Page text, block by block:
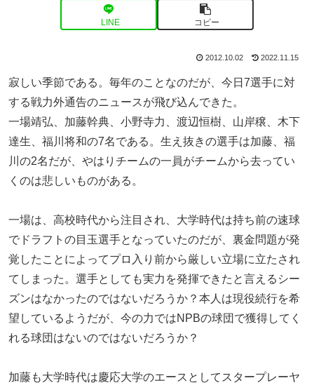
LINE コピー
2012.10.02 2022.11.15
寂しい季節である。毎年のことなのだが、今日7選手に対
する戦力外通告のニュースが飛び込んできた。
一場靖弘、加藤幹典、小野寺力、渡辺恒樹、山岸穣、木下
達生、福川将和の7名である。生え抜きの選手は加藤、福
川の2名だが、やはりチームの一員がチームから去ってい
くのは悲しいものがある。
一場は、高校時代から注目され、大学時代は持ち前の速球
でドラフトの目玉選手となっていたのだが、裏金問題が発
覚したことによってプロ入り前から厳しい立場に立たされ
てしまった。選手としても実力を発揮できたと言えるシー
ズンはなかったのではないだろうか？本人は現役続行を希
望しているようだが、今の力ではNPBの球団で獲得してく
れる球団はないのではないだろうか？
加藤も大学時代は慶応大学のエースとしてスタープレーヤ